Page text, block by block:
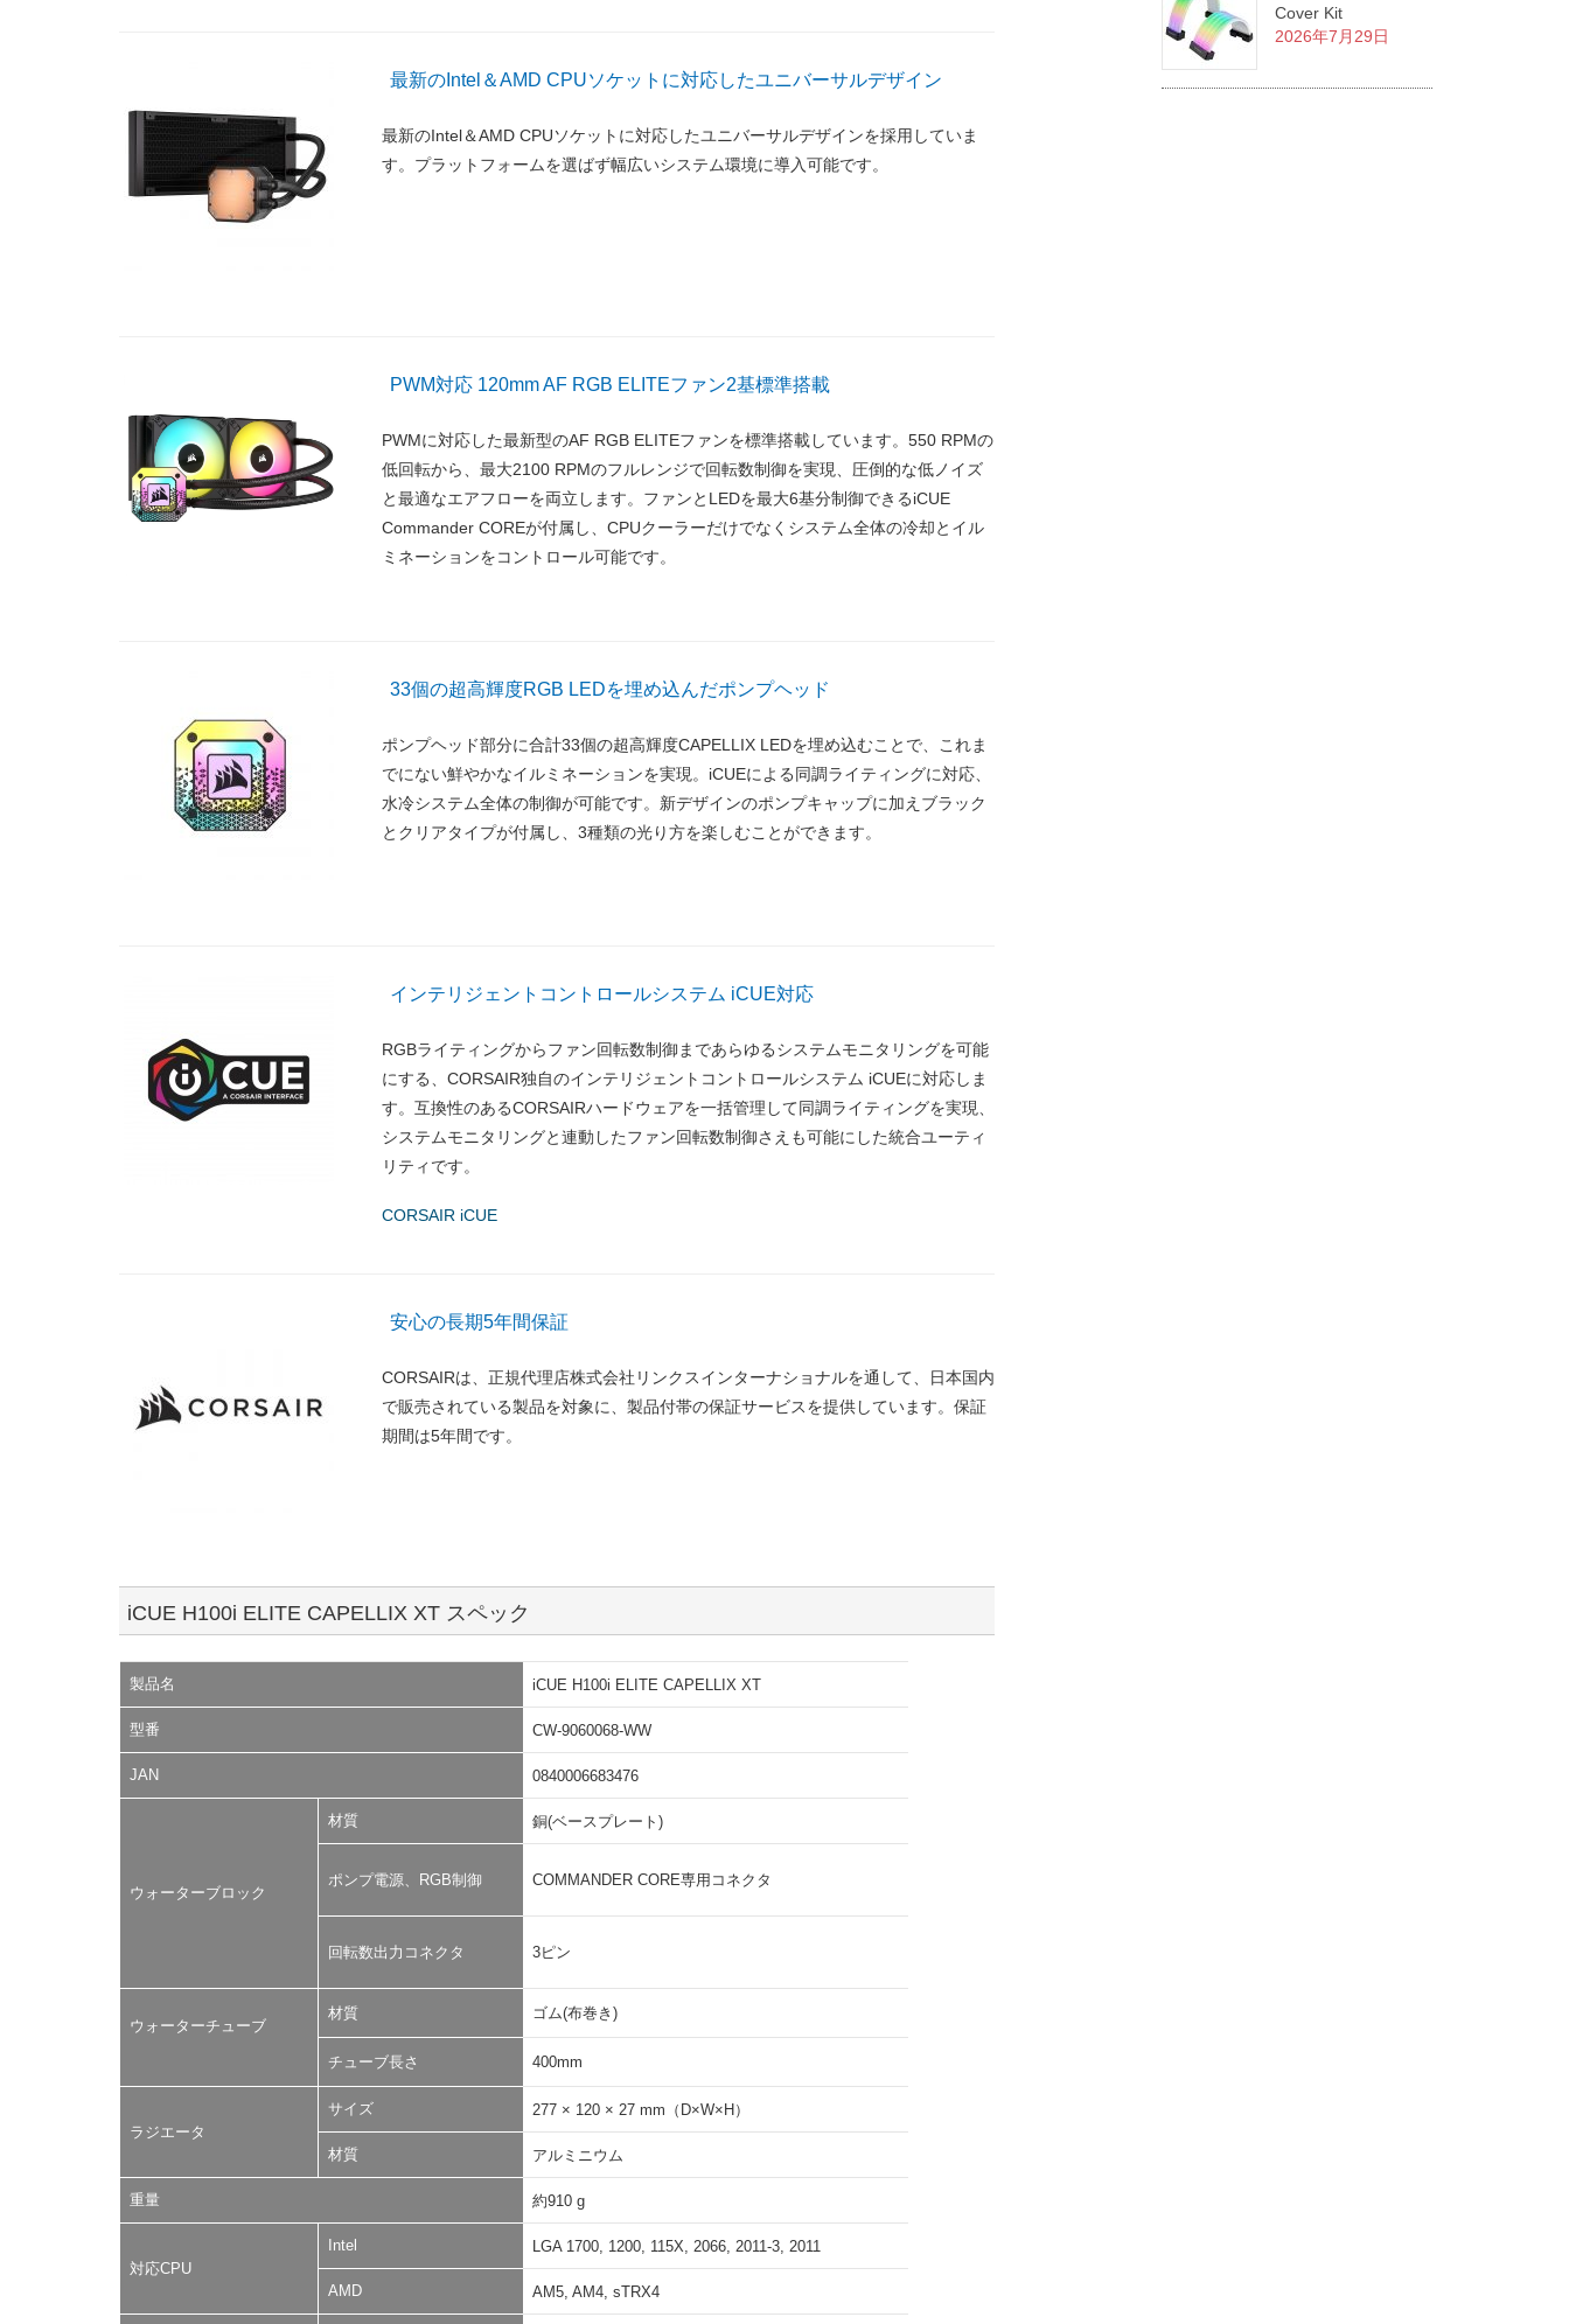
最新のIntel＆AMD CPUソケットに対応したユニバーサルデザイン
最新のIntel＆AMD CPUソケットに対応したユニバーサルデザインを採用していま
す。プラットフォームを選ばず幅広いシステム環境に導入可能です。
PWM対応 120mm AF RGB ELITEファン2基標準搭載
PWMに対応した最新型のAF RGB ELITEファンを標準搭載しています。550 RPMの
低回転から、最大2100 RPMのフルレンジで回転数制御を実現、圧倒的な低ノイズ
と最適なエアフローを両立します。ファンとLEDを最大6基分制御できるiCUE
Commander COREが付属し、CPUクーラーだけでなくシステム全体の冷却とイル
ミネーションをコントロール可能です。
33個の超高輝度RGB LEDを埋め込んだポンプヘッド
ポンプヘッド部分に合計33個の超高輝度CAPELLIX LEDを埋め込むことで、これま
でにない鮮やかなイルミネーションを実現。iCUEによる同調ライティングに対応、
水冷システム全体の制御が可能です。新デザインのポンプキャップに加えブラック
とクリアタイプが付属し、3種類の光り方を楽しむことができます。
インテリジェントコントロールシステム iCUE対応
RGBライティングからファン回転数制御まであらゆるシステムモニタリングを可能
にする、CORSAIR独自のインテリジェントコントロールシステム iCUEに対応しま
す。互換性のあるCORSAIRハードウェアを一括管理して同調ライティングを実現、
システムモニタリングと連動したファン回転数制御さえも可能にした統合ユーティ
リティです。
CORSAIR iCUE
安心の長期5年間保証
CORSAIRは、正規代理店株式会社リンクスインターナショナルを通して、日本国内
で販売されている製品を対象に、製品付帯の保証サービスを提供しています。保証
期間は5年間です。
iCUE H100i ELITE CAPELLIX XT スペック
製品名 iCUE H100i ELITE CAPELLIX XT
型番 CW-9060068-WW
JAN 0840006683476
ウォーターブロック
材質 銅(ベースプレート)
ポンプ電源、RGB制御 COMMANDER CORE専用コネクタ
回転数出力コネクタ 3ピン
ウォーターチューブ
材質 ゴム(布巻き)
チューブ長さ 400mm
ラジエータ
サイズ 277 × 120 × 27 mm（D×W×H）
材質 アルミニウム
重量 約910 g
対応CPU
Intel LGA 1700, 1200, 115X, 2066, 2011-3, 2011
AMD AM5, AM4, sTRX4
Cover Kit
2026年7月29日